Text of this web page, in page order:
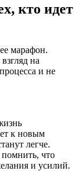
кто идет
марафон.
на
и не
к новым
легче.
что
и усилий.